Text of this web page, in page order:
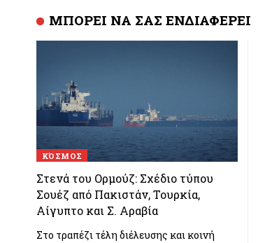
ΜΠΟΡΕΙ ΝΑ ΣΑΣ ΕΝΔΙΑΦΕΡΕΙ
ΚΌΣΜΟΣ
Στενά του Ορμούζ: Σχέδιο τύπου
Σουέζ από Πακιστάν, Τουρκία,
Αίγυπτο και Σ. Αραβία
Στο τραπέζι τέλη διέλευσης και κοινή